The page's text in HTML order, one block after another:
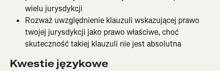
wielu jurysdykcji
Rozważ uwzględnienie klauzuli wskazującej prawo
twojej jurysdykcji jako prawo właściwe, choć
skuteczność takiej klauzuli nie jest absolutna
Kwestie językowe